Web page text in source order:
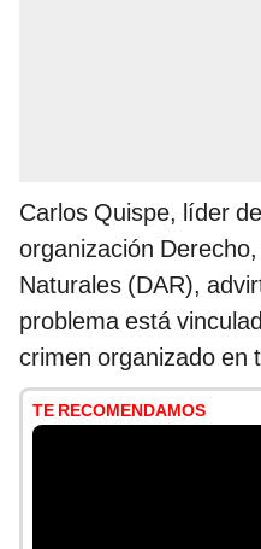
Carlos Quispe, líder
organización
Naturales (DAR),
problema está
crimen organizado en
TE RECOMENDAMOS